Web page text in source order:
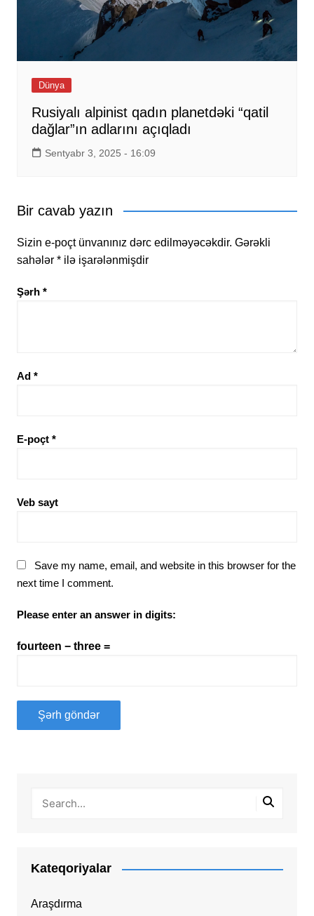
Dünya
Rusiyalı alpinist qadın planetdəki “qatil
dağlar”ın adlarını açıqladı
Sentyabr 3, 2025 - 16:09
Bir cavab yazın
Sizin e-poçt ünvanınız dərc edilməyəcəkdir. Gərəkli
sahələr *ilə işarələnmişdir
Şərh *
Ad *
E-poçt *
Veb sayt
Save my name, email, and website in this browser for the
next time I comment.
Please enter an answer in digits:
fourteen − three =
Kateqoriyalar
Araşdırma